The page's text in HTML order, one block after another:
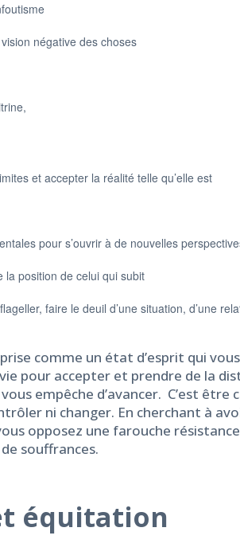
négative des choses
et accepter la réalité telle qu’elle est
pour s’ouvrir à de nouvelles
la position de celui qui subit
faire le deuil d’une situation, d’une
comme un état d’esprit qui
pour accepter et prendre de la
empêche d’avancer. C’est être
ni changer. En cherchant à
opposez une farouche
souffrances.
équitation